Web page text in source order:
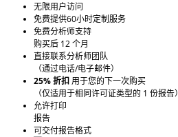
无限用户访问
免费提供60小时定制服务
免费分析师支持
购买后 12 个月
直接联系分析师团队
（通过电话/电子邮件）
25% 折扣用于您的下一次购买
（仅适用于相同许可证类型的 1 份报告）
允许打印
报告
可交付报告格式